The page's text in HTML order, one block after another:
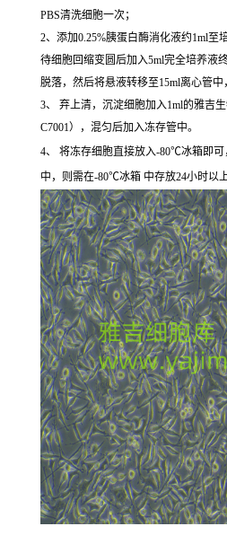
PBS清洗细胞一次；
2、添加0.25%胰蛋白酶消化液约1ml至
待细胞回缩变圆后加入5ml完全培养液
脱落，然后将悬液转移至15ml离心管中
3、 弃上清，沉淀细胞加入1ml的雅吉
C7001），混匀后加入冻存管中。
4、 将冻存细胞直接放入-80℃冰箱即
中，则需在-80℃冰箱 中存放24小时以